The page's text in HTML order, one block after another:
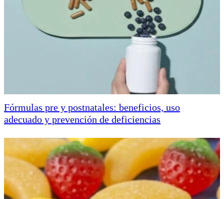
Fórmulas pre y postnatales: beneficios, uso
adecuado y prevención de deficiencias